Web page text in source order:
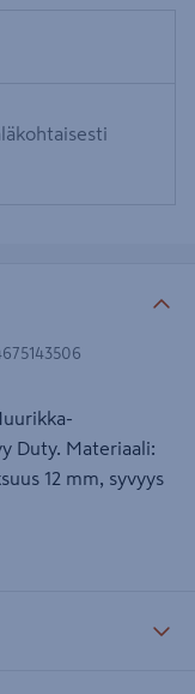
Duty. Materiaali:
12 mm, syvyys